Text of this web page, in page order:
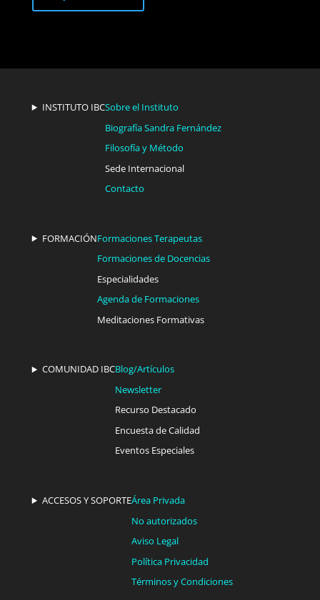
INSTITUTO IBCSobre el Instituto
Biografía Sandra Fernández
Filosofía y Método
Sede Internacional
Contacto
FORMACIÓNFormaciones Terapeutas
Formaciones de Docencias
Especialidades
Agenda de Formaciones
Meditaciones Formativas
COMUNIDAD IBCBlog/Artículos
Newsletter
Recurso Destacado
Encuesta de Calidad
Eventos Especiales
ACCESOS Y SOPORTEÁrea Privada
No autorizados
Aviso Legal
Política Privacidad
Términos y Condiciones